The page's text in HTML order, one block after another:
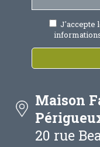
J'accepte
Maison
20 rue